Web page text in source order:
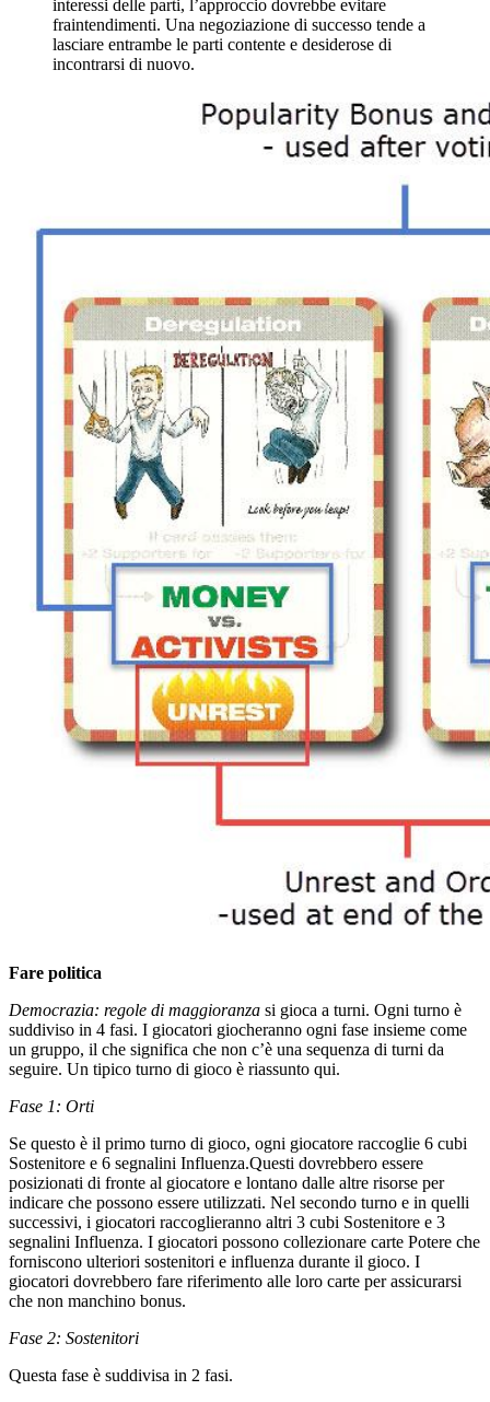
interessi delle parti, l’approccio dovrebbe evitare
fraintendimenti. Una negoziazione di successo tende a
lasciare entrambe le parti contente e desiderose di
incontrarsi di nuovo.
Fare politica
Democrazia: regole di maggioranza si gioca a turni. Ogni turno è
suddiviso in 4 fasi. I giocatori giocheranno ogni fase insieme come
un gruppo, il che significa che non c’è una sequenza di turni da
seguire. Un tipico turno di gioco è riassunto qui.
Fase 1: Orti
Se questo è il primo turno di gioco, ogni giocatore raccoglie 6 cubi
Sostenitore e 6 segnalini Influenza.Questi dovrebbero essere
posizionati di fronte al giocatore e lontano dalle altre risorse per
indicare che possono essere utilizzati. Nel secondo turno e in quelli
successivi, i giocatori raccoglieranno altri 3 cubi Sostenitore e 3
segnalini Influenza. I giocatori possono collezionare carte Potere che
forniscono ulteriori sostenitori e influenza durante il gioco. I
giocatori dovrebbero fare riferimento alle loro carte per assicurarsi
che non manchino bonus.
Fase 2: Sostenitori
Questa fase è suddivisa in 2 fasi.